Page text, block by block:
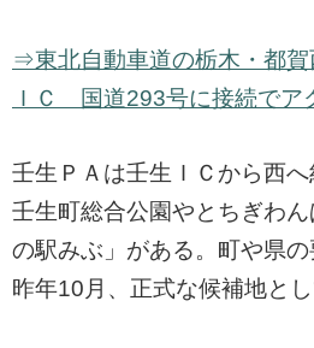
⇒東北自動車道の栃木・都賀
ＩＣ 国道293号に接続でア
壬生ＰＡは壬生ＩＣから西
壬生町総合公園やとちぎわ
の駅みぶ」がある。町や県
昨年10月、正式な候補地とし